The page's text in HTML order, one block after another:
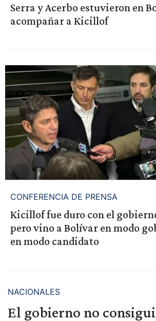
Serra y Acerbo estuvieron en
acompañar a Kicillof
CONFERENCIA DE PRENSA
Kicillof fue duro con el
pero vino a Bolívar en modo
en modo candidato
NACIONALES
El gobierno no